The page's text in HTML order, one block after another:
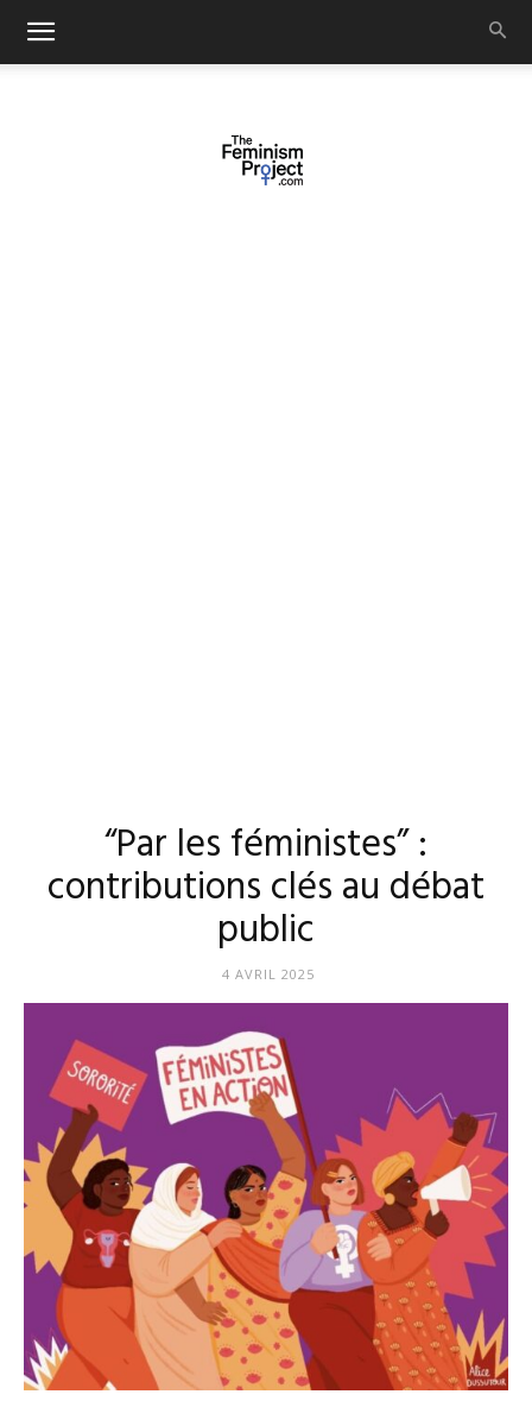
“Par les féministes” :
contributions clés au débat
public
4 AVRIL 2025